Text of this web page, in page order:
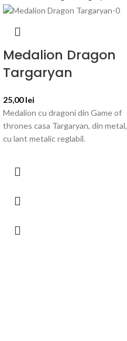
Medalion Dragon
Targaryan
25,00lei
Medalion cu dragoni din Game of
thrones casa Targaryan, din metal,
cu lant metalic reglabil.